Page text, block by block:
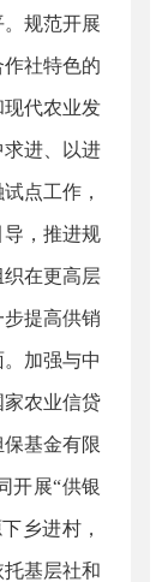
。规范开展
社特色的
代农业发
求进、以进
点工作，
，推进规
在更高层
提高供销
加强与中
家农业信贷
基金有限
开展“供银
乡进村，
基层社和